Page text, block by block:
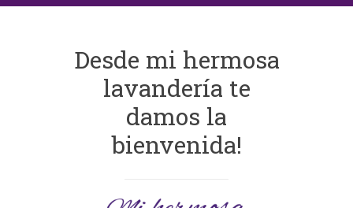
Desde mi hermosa
lavandería te
damos la
bienvenida!